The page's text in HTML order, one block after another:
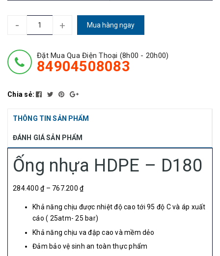
- + Mua hàng ngay
Đặt Mua Qua Điện Thoại (8h00 - 20h00)
84904508083
Chia sẻ:
THÔNG TIN SẢN PHẨM
ĐÁNH GIÁ SẢN PHẨM
Ống nhựa HDPE – D180
284.400 ₫ – 767.200 ₫
Khả năng chịu được nhiệt độ cao tới 95 độ C và áp xuất
cáo ( 25atm- 25 bar)
Khả năng chịu va đập cao và mềm dẻo
Đảm bảo vệ sinh an toàn thực phẩm